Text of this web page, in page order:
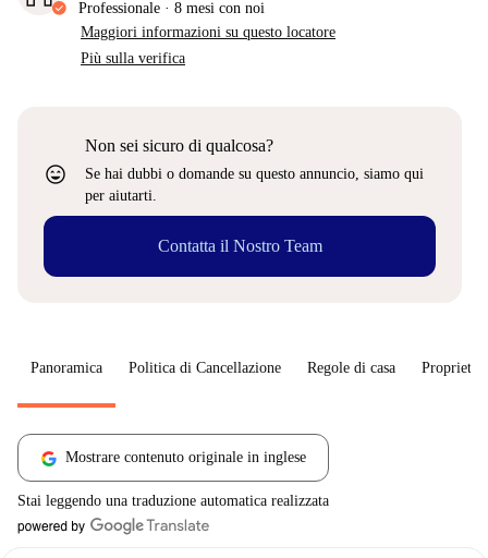
Professionale · 8 mesi con noi
Maggiori informazioni su questo locatore
Più sulla verifica
sentiment_very_satisfied
Non sei sicuro di qualcosa?
Se hai dubbi o domande su questo annuncio, siamo qui
per aiutarti.
Contatta il Nostro Team
Panoramica Politica di Cancellazione Regole di casa
Mostrare contenuto originale in inglese
Stai leggendo una traduzione automatica realizzata